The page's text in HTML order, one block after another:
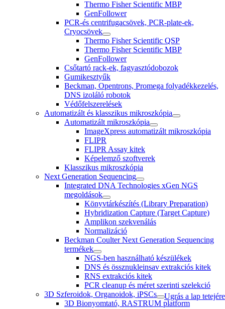
Thermo Fisher Scientific MBP
GenFollower
PCR-és centrifugacsövek, PCR-plate-ek,
Cryocsövek
Thermo Fisher Scientific QSP
Thermo Fisher Scientific MBP
GenFollower
Csőtartó rack-ek, fagyasztódobozok
Gumikesztyűk
Beckman, Opentrons, Promega folyadékkezelés,
DNS izoláló robotok
Védőfelszerelések
Automatizált és klasszikus mikroszkópia
Automatizált mikroszkópia
ImageXpress automatizált mikroszkópia
FLIPR
FLIPR Assay kitek
Képelemző szoftverek
Klasszikus mikroszkópia
Next Generation Sequencing
Integrated DNA Technologies xGen NGS
megoldások
Könyvtárkészítés (Library Preparation)
Hybridization Capture (Target Capture)
Amplikon szekvenálás
Normalizáció
Beckman Coulter Next Generation Sequencing
termékek
NGS-ben használható készülékek
DNS és össznukleinsav extrakciós kitek
RNS extrakciós kitek
PCR cleanup és méret szerinti szelekció
3D Szferoidok, Organoidok, iPSCs
3D Bionyomtató, RASTRUM platform
Ugrás a lap tetejére